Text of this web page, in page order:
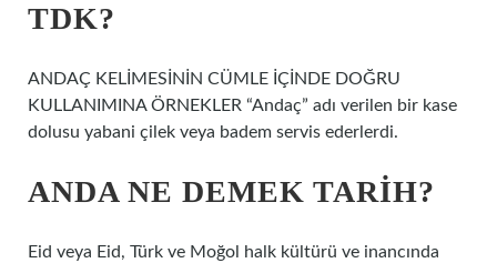
TDK?
ANDAÇ KELİMESİNİN CÜMLE İÇİNDE DOĞRU
KULLANIMINA ÖRNEKLER “Andaç” adı verilen bir kase
dolusu yabani çilek veya badem servis ederlerdi.
ANDA NE DEMEK TARIH?
Eid veya Eid, Türk ve Moğol halk kültürü ve inancında